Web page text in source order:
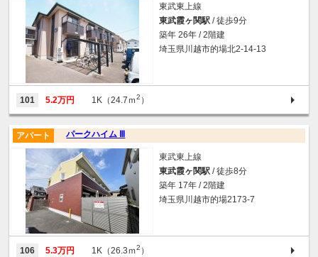
東武東上線
東武霞ヶ関駅 / 徒歩9分
築年 26年 / 2階建
埼玉県川越市的場北2-14-13
101 5.2万円 1K（24.7ｍ2 ）
パークハイム Ⅲ
アパート
東武東上線
東武霞ヶ関駅 / 徒歩8分
築年 17年 / 2階建
埼玉県川越市的場2173-7
106 5.3万円 1K（26.3ｍ2 ）